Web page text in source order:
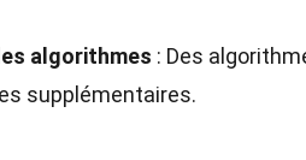
algorithmes : Des
supplémentaires.